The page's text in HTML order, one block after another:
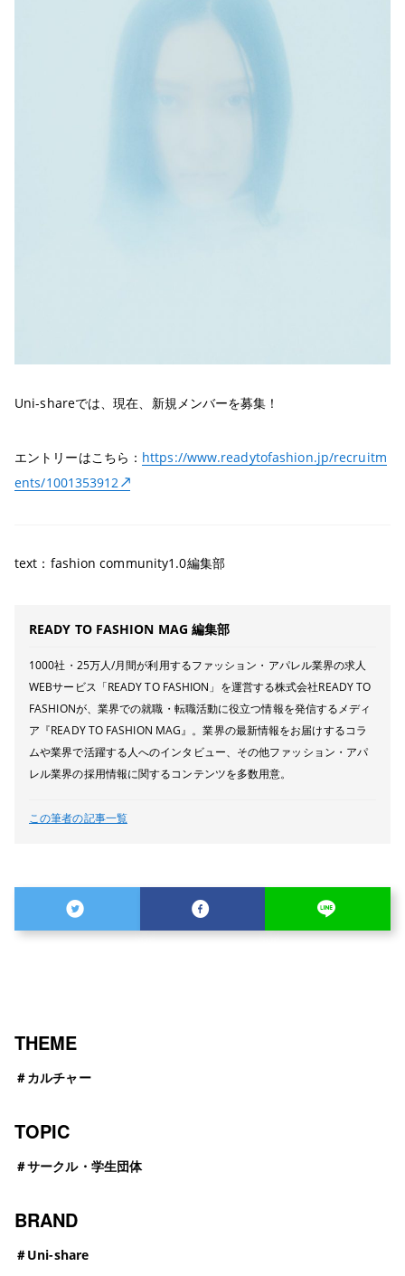
Uni-shareでは、現在、新規メンバーを募集！
エントリーはこちら： https://www.readytofashion.jp/recruitm
ents/1001353912
text：fashion community1.0編集部
READY TO FASHION MAG 編集部
1000社・25万人/月間が利用するファッション・アパレル業界の求人
WEBサービス「READY TO FASHION」を運営する株式会社READY TO
FASHIONが、業界での就職・転職活動に役立つ情報を発信するメディ
ア『READY TO FASHION MAG』。業界の最新情報をお届けするコラ
ムや業界で活躍する人へのインタビュー、その他ファッション・アパ
レル業界の採用情報に関するコンテンツを多数用意。
この筆者の記事一覧
THEME
＃カルチャー
TOPIC
＃サークル・学生団体
BRAND
＃Uni-share